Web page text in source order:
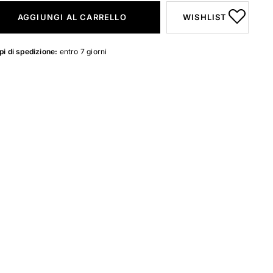
AGGIUNGI AL CARRELLO WISHLIST
di spedizione: entro 7 giorni